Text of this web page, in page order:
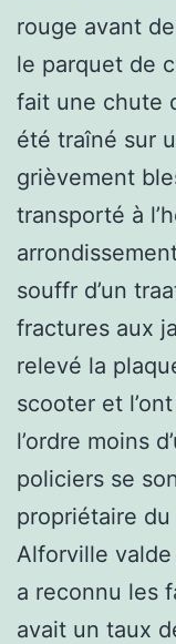
rouge avant
le parquet de
fait une chute
été traîné sur
grièvement
transporté à
souffr d’un
fractures aux
relevé la
scooter et
l’ordre moins
policiers se
propriétaire
Alforville valde
a reconnu les
avait un taux